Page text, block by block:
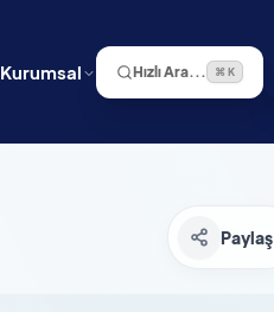
Kurumsal Hızlı Ara... ⌘ K
Paylaş